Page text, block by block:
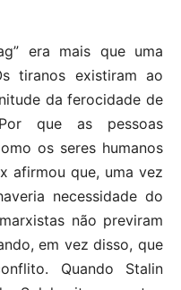
era mais que uma
tiranos existiram ao
da ferocidade de
que as pessoas
os seres humanos
afirmou que, uma vez
necessidade do
não previram
em vez disso, que
Quando Stalin